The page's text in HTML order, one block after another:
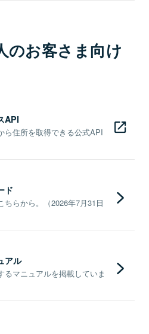
のお客さま向け
API
ら住所を取得できる公式API
ド
らから。（2026年7月31日
アル
マニュアルを掲載していま